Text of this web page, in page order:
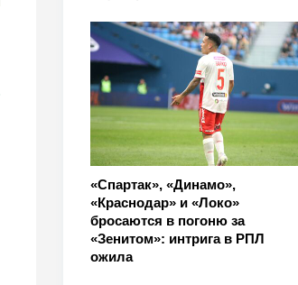
«Спартак», «Динамо»,
«Краснодар» и «Локо»
бросаются в погоню за
«Зенитом»: интрига в РПЛ
ожила